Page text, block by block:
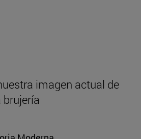
imagen actual de
brujería